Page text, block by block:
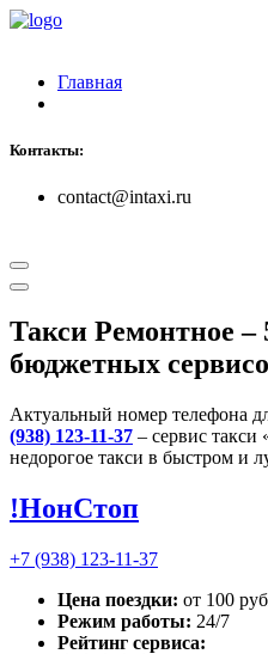
Главная
Контакты:
contact@intaxi.ru
Такси Ремонтное –
бюджетных
Актуальный номер телефона
(938) 123-11-37 – сервис
недорогое такси в быстром и
!НонСтоп
+7 (938) 123-11-37
Цена поездки: от 100
Режим работы: 24/7
Рейтинг сервиса: